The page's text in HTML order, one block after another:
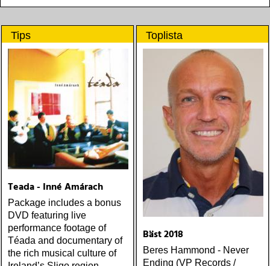
Tips
Teada - Inné Amárach
Package includes a bonus
DVD featuring live
performance footage of
Téada and documentary of
the rich musical culture of
Toplista
Bäst 2018
Beres Hammond - Never
Ending (VP Records /